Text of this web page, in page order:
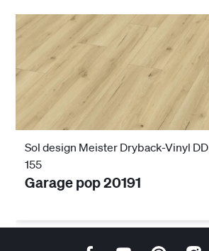
Sol design Meister Dryback-Vinyl DD
155
Garage pop 20191